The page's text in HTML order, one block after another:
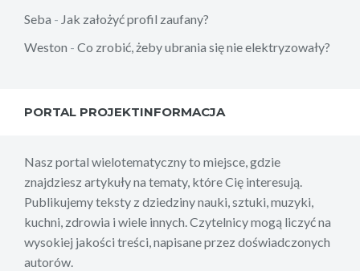
Seba - Jak założyć profil zaufany?
Weston - Co zrobić, żeby ubrania się nie elektryzowały?
PORTAL PROJEKTINFORMACJA
Nasz portal wielotematyczny to miejsce, gdzie
znajdziesz artykuły na tematy, które Cię interesują.
Publikujemy teksty z dziedziny nauki, sztuki, muzyki,
kuchni, zdrowia i wiele innych. Czytelnicy mogą liczyć na
wysokiej jakości treści, napisane przez doświadczonych
autorów.